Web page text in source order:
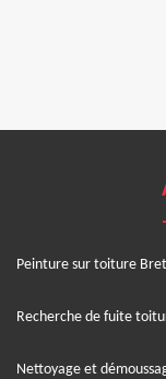
Peinture sur toiture
Recherche de fuite
Nettoyage et